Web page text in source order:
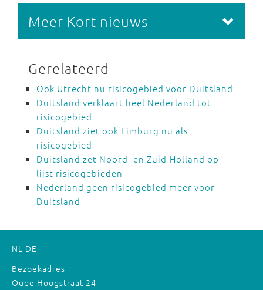
Meer Kort nieuws
Gerelateerd
Ook Utrecht nu risicogebied voor Duitsland
Duitsland verklaart heel Nederland tot
risicogebied
Duitsland ziet ook Limburg nu als
risicogebied
Duitsland zet Noord- en Zuid-Holland op
lijst risicogebieden
Nederland geen risicogebied meer voor
Duitsland
NL DE
Bezoekadres
Oude Hoogstraat 24